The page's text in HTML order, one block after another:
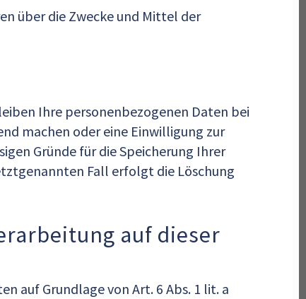
über die Zwecke und Mittel der
Ihre personenbezogenen Daten bei
machen oder eine Einwilligung zur
Gründe für die Speicherung Ihrer
Fall erfolgt die Löschung
auf dieser
auf Grundlage von Art. 6 Abs. 1 lit. a